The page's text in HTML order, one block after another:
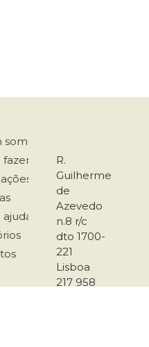
R.
Guilherme
de
Azevedo
n.8 r/c
dto 1700-
221
Lisboa
217 958